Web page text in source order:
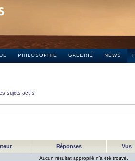
PHILOSOPHIE GALERIE NEWS
sujets actifs
Réponses Vus
Aucun résultat approprié n’a été trouvé.